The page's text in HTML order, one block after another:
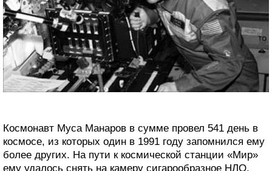
Космонавт Муса Манаров в сумме провел 541 день в
космосе, из которых один в 1991 году запомнился ему
более других. На пути к космической станции «Мир»
ему удалось снять на камеру сигарообразное НЛО.